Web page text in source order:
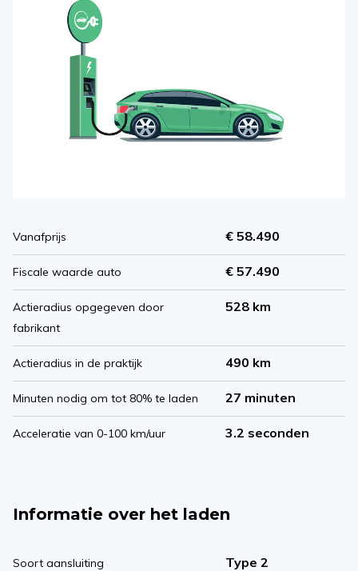
Vanafprijs € 58.490
Fiscale waarde auto € 57.490
Actieradius opgegeven door
fabrikant
528 km
Actieradius in de praktijk 490 km
Minuten nodig om tot 80% te laden 27 minuten
Acceleratie van 0-100 km/uur 3.2 seconden
Informatie over het laden
Soort aansluiting Type 2